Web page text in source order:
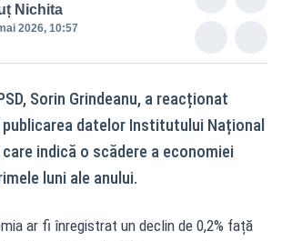
Nichita
2026, 10:57
Sorin Grindeanu, a reacționat
publicarea datelor Institutului Național
indică o scădere a economiei
luni ale anului.
ar fi înregistrat un declin de 0,2% față